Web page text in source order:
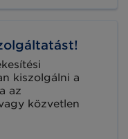
kiszolgálni a
az
közvetlen
Érintett